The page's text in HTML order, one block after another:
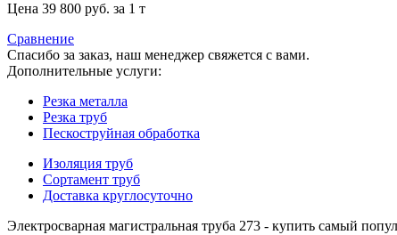
Цена 39 800 руб. за 1 т
Сравнение
Спасибо за заказ, наш менеджер свяжется с вами.
Дополнительные услуги:
Резка металла
Резка труб
Пескоструйная обработка
Изоляция труб
Сортамент труб
Доставка круглосуточно
Электросварная магистральная труба 273 - купить самый